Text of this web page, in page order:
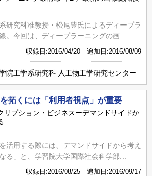
研究科准教授・松尾豊氏によるディープラ
。今回は、ディープラーニングの画...
収録日:2016/04/20 追加日:2016/08/09
院工学系研究科 人工物工学研究センター
拓くには「利用者視点」が重要
リプション・ビジネスーデマンドサイドか
活用する際には、デマンドサイドから考え
る」と、学習院大学国際社会科学部...
収録日:2016/08/25 追加日:2016/09/17